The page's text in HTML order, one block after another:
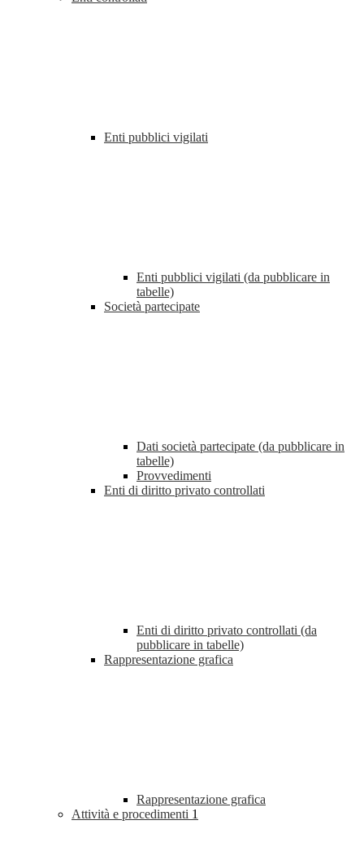
Enti pubblici vigilati
Enti pubblici vigilati (da pubblicare in
tabelle)
Società partecipate
Dati società partecipate (da pubblicare in
tabelle)
Provvedimenti
Enti di diritto privato controllati
Enti di diritto privato controllati (da
pubblicare in tabelle)
Rappresentazione grafica
Rappresentazione grafica
Attività e procedimenti 1